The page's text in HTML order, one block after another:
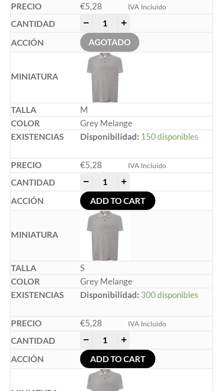
€5,28 IVA Incluido
AGOTADO
M
Grey Melange
Disponibilidad: 150 disponibles
€5,28 IVA Incluido
ADD TO CART
S
Grey Melange
Disponibilidad: 300 disponibles
€5,28 IVA Incluido
ADD TO CART